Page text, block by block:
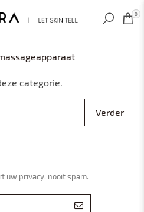
RECENT BEKEKEN 0
categorie.
Verder
uw privacy, nooit spam.